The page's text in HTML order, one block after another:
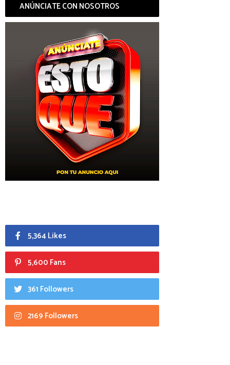
ANÚNCIATE CON NOSOTROS
5,364 Likes
5,600 Fans
361 Followers
2169 Followers